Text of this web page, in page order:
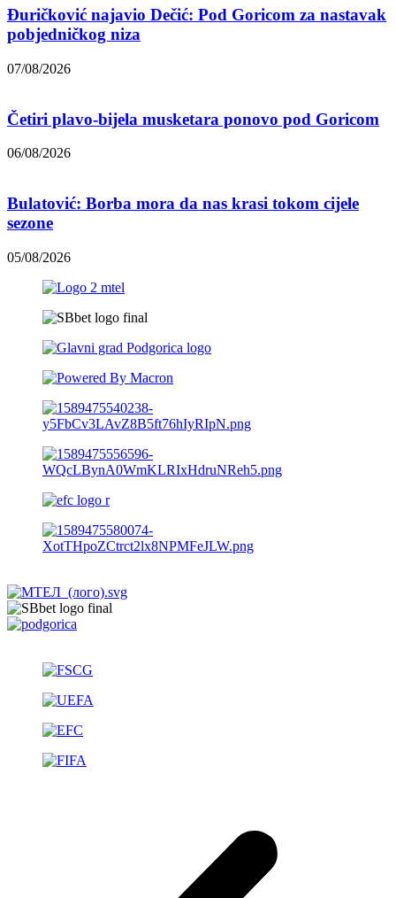
Đuričković najavio Dečić: Pod Goricom za nastavak
pobjedničkog niza
07/08/2026
Četiri plavo-bijela musketara ponovo pod Goricom
06/08/2026
Bulatović: Borba mora da nas krasi tokom cijele
sezone
05/08/2026